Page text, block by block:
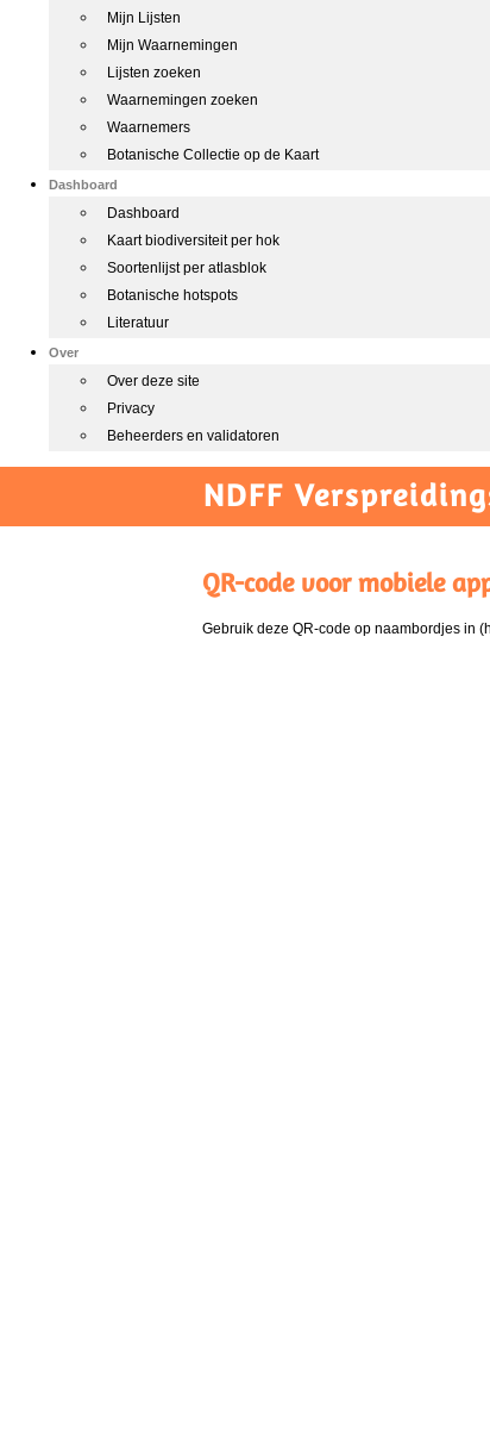
Mijn Lijsten
Mijn Waarnemingen
Lijsten zoeken
Waarnemingen zoeken
Waarnemers
Botanische Collectie op de Kaart
Dashboard
Dashboard
Kaart biodiversiteit per hok
Soortenlijst per atlasblok
Botanische hotspots
Literatuur
Over
Over deze site
Privacy
Beheerders en validatoren
NDFF
QR-code voor mobiele
Gebruik deze QR-code op naambordjes in